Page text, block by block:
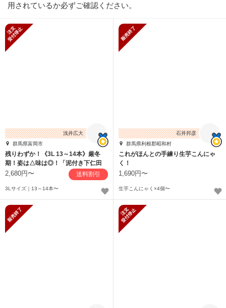
用されているか必ずご確認ください。
浅井広大
群馬県富岡市
残りわずか！《3L 13～14本》厳冬
期！姿は△味は◎！「泥付き下仁田
ねぎ」
2,680円〜 送料割引
3Lサイズ｜13～14本〜
石井邦彦
群馬県利根郡昭和村
これがほんとの手練り生芋こんにゃ
く！
1,690円〜
生芋こんにゃく×4個〜